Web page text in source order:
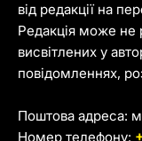
від редакції на
Редакція може не
висвітлених у
повідомленнях,
Поштова адреса:
Номер телефону: